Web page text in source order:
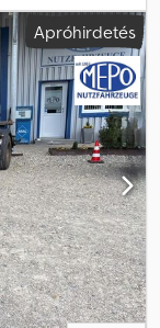
levegő, abroncs
h
, Felszereltség:
alváz
Dobfék
Alvázak és
KÉRJÜK, HÍVJON
CSAK
Apróhirdetés